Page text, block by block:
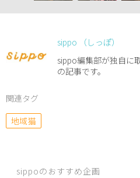
sippo （しっぽ）
sippo編集部が独自に
の記事です。
関連タグ
地域猫
sippoのおすすめ企画